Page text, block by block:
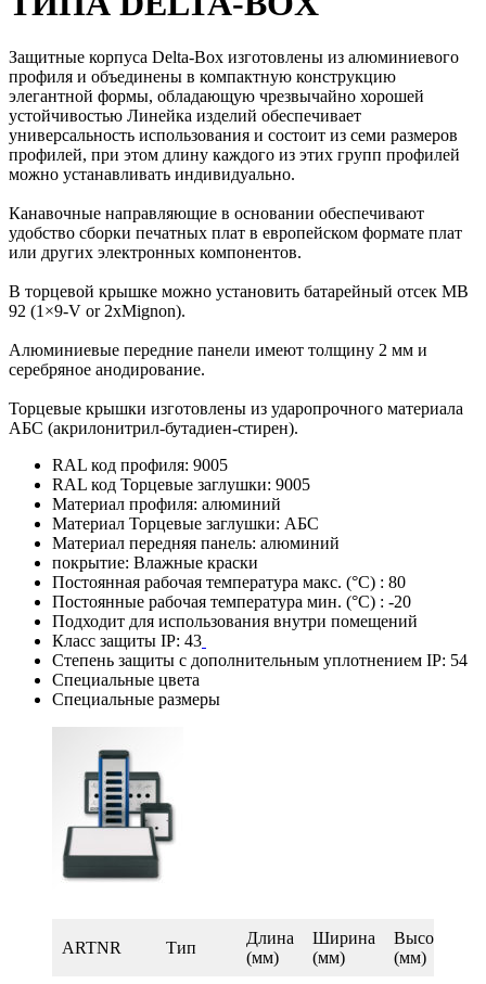
Защитные корпуса Delta-Box изготовлены из алюминиевого
профиля и объединены в компактную конструкцию
элегантной формы, обладающую чрезвычайно хорошей
устойчивостью Линейка изделий обеспечивает
универсальность использования и состоит из семи размеров
профилей, при этом длину каждого из этих групп профилей
можно устанавливать индивидуально.
Канавочные направляющие в основании обеспечивают
удобство сборки печатных плат в европейском формате плат
или других электронных компонентов.
В торцевой крышке можно установить батарейный отсек MB
92 (1×9-V or 2xMignon).
Алюминиевые передние панели имеют толщину 2 мм и
серебряное анодирование.
Торцевые крышки изготовлены из ударопрочного материала
АБС (акрилонитрил-бутадиен-стирен).
RAL код профиля: 9005
RAL код Торцевые заглушки: 9005
Материал профиля: алюминий
Материал Торцевые заглушки: АБС
Материал передняя панель: алюминий
покрытие: Влажные краски
Постоянная рабочая температура макс. (°C) : 80
Постоянные рабочая температура мин. (°C) : -20
Подходит для использования внутри помещений
Класс защиты IP: 43
Степень защиты с дополнительным уплотнением IP: 54
Специальные цвета
Специальные размеры
ARTNR Tип
Длина
(мм)
Ширина
(мм)
Высота
(мм)